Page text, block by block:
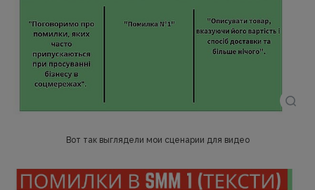
Вот так выглядели мои сценарии для видео